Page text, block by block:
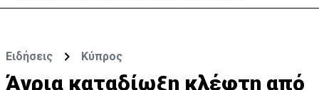
Ειδήσεις Κύπρος
Άγρια καταδίωξη κλέφτη από